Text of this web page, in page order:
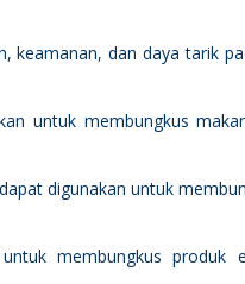
keamanan, dan daya tarik
untuk membungkus
digunakan untuk
membungkus produk